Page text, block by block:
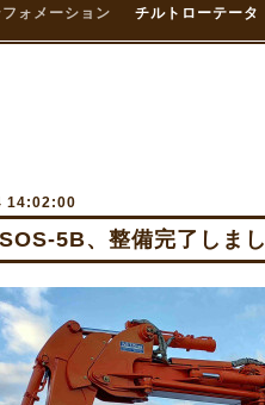
フォメーション チルトローテータ
14:02:00
5B、整備完了しまし